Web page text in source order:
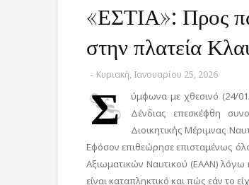
«ΕΣΤΙΑ»: Προς
στην πλατεία
- Κυριακή, Ιανουαρίου 25, 2026
Σ
ύμφωνα με χθεσινό (24/
Δένδιας επεσκέφθη
Διοικητικής Μέριμνας
Εφόσον επιθεώρησε επισταμένως
Αξιωματικών Ναυτικού (ΕΑΑΝ) λόγω
είναι καταπληκτικό και πώς εάν το